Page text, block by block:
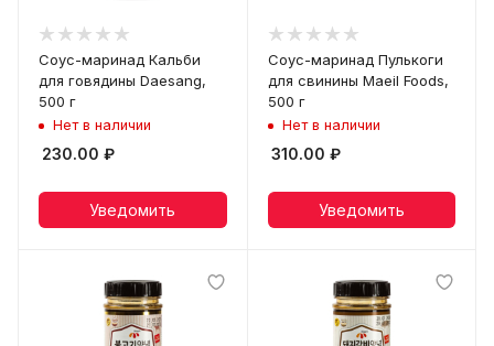
Соус-маринад Кальби
для говядины Daesang,
500 г
Нет в наличии
230.00 ₽
Уведомить
Соус-маринад Пулькоги
для свинины Maeil Foods,
500 г
Нет в наличии
310.00 ₽
Уведомить